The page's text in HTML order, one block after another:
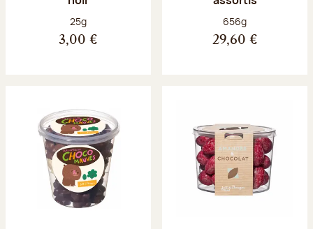
Poids net :
25g
3,00 €
Poids net :
656g
29,60 €